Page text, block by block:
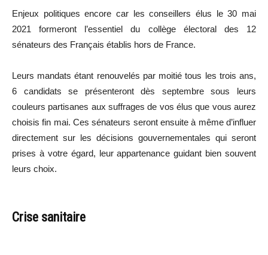
Enjeux politiques encore car les conseillers élus le 30 mai
2021 formeront l’essentiel du collège électoral des 12
sénateurs des Français établis hors de France.
Leurs mandats étant renouvelés par moitié tous les trois ans,
6 candidats se présenteront dès septembre sous leurs
couleurs partisanes aux suffrages de vos élus que vous aurez
choisis fin mai. Ces sénateurs seront ensuite à même d’influer
directement sur les décisions gouvernementales qui seront
prises à votre égard, leur appartenance guidant bien souvent
leurs choix.
Crise sanitaire